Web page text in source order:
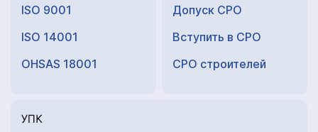
ISO 9001
ISO 14001
OHSAS 18001
Допуск СРО
Вступить в СРО
СРО строителей
УПК